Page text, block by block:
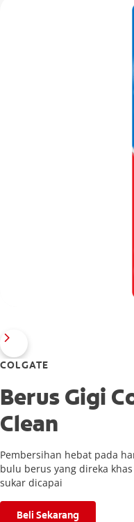
COLGATE
Berus Gigi
Clean
Pembersihan hebat pada
bulu berus yang direka
sukar dicapai
Beli Sekarang